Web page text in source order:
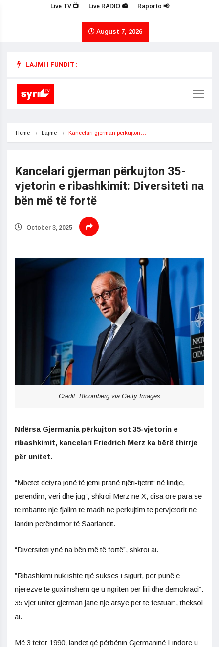
Live TV 📺 Live RADIO 📻 Raporto 📢
August 7, 2026
LAJMI I FUNDIT :
Home Lajme Kancelari gjerman përkujton…
Kancelari gjerman përkujton 35-
vjetorin e ribashkimit: Diversiteti na
bën më të fortë
October 3, 2025
Credit: Bloomberg via Getty Images
Ndërsa Gjermania përkujton sot 35-vjetorin e
ribashkimit, kancelari Friedrich Merz ka bërë thirrje
për unitet.
“Mbetet detyra jonë të jemi pranë njëri-tjetrit: në lindje,
perëndim, veri dhe jug”, shkroi Merz në X, disa orë para se
të mbante një fjalim të madh në përkujtim të përvjetorit në
landin perëndimor të Saarlandit.
“Diversiteti ynë na bën më të fortë”, shkroi ai.
”Ribashkimi nuk ishte një sukses i sigurt, por punë e
njerëzve të guximshëm që u ngritën për liri dhe demokraci”.
35 vjet unitet gjerman janë një arsye për të festuar”, theksoi
ai.
Më 3 tetor 1990, landet që përbënin Gjermaninë Lindore u